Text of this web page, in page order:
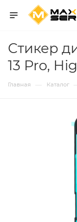
Стикер
13 Pro,
Главная — Каталог